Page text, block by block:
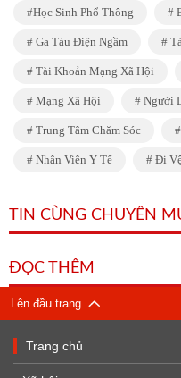
Học Sinh Phổ Thông
Ga Tàu Điện Ngầm
Tài Khoản Mạng Xã Hội
Mạng Xã Hội Người
Trung Tâm Chăm Sóc
Nhân Viên Y Tế Đi
TIN CÙNG CHUYÊN
ĐỌC THÊM
Lên đầu trang
Trang chủ